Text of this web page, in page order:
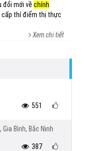
đổi mới về chính
cấp thí điểm thị thực
Xem chi tiết
551
Bình, Bắc Ninh
387